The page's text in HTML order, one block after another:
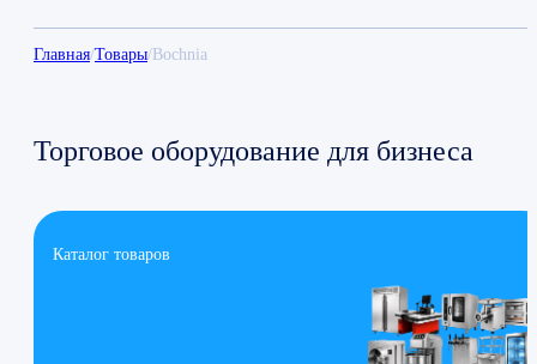
Главная/Товары/ Bochnia
Торговое оборудование для бизнеса
Каталог товаров